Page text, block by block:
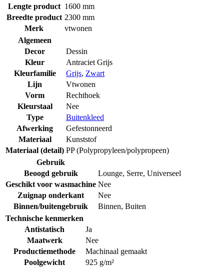
Lengte product 1600 mm
Breedte product 2300 mm
Merk
vtwonen
Algemeen
Decor
Dessin
Kleur
Antraciet Grijs
Kleurfamilie
Grijs, Zwart
Lijn
Vtwonen
Vorm
Rechthoek
Kleurstaal
Nee
Type
Buitenkleed
Afwerking
Gefestonneerd
Materiaal
Kunststof
Materiaal (detail) PP (Polypropyleen/polypropeen)
Gebruik
Beoogd gebruik
Lounge, Serre, Universeel
Geschikt voor wasmachine Nee
Zuignap onderkant
Nee
Binnen/buitengebruik
Binnen, Buiten
Technische kenmerken
Antistatisch
Ja
Maatwerk
Nee
Productiemethode
Machinaal gemaakt
Poolgewicht
925 g/m²